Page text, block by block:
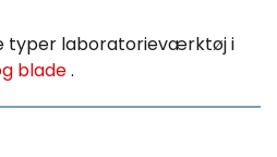
typer laboratorieværktøj i
blade.